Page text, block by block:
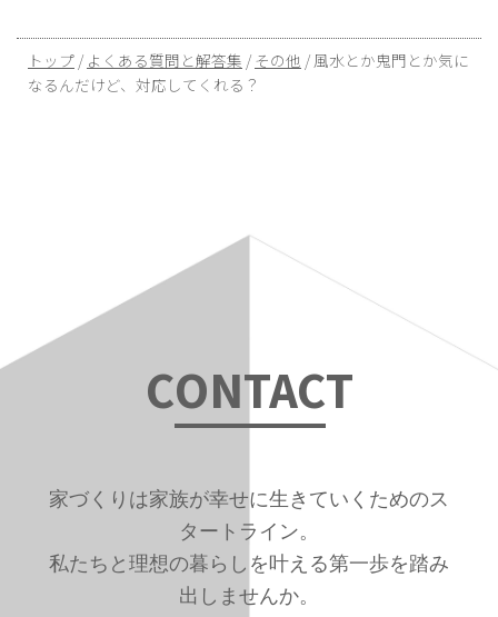
現
在
トップ / よくある質問と解答集 / その他 / 風水とか鬼門とか気に
なるんだけど、対応してくれる？
CONTACT
家づくりは家族が幸せに生きていくためのス
タートライン。
私たちと理想の暮らしを叶える第一歩を踏み
出しませんか。